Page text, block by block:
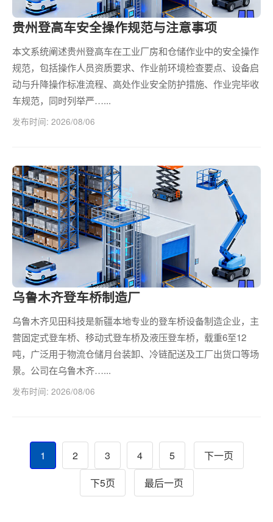
贵州登高车安全操作规范与注意事项
本文系统阐述贵州登高车在工业厂房和仓储作业中的安全操作
规范，包括操作人员资质要求、作业前环境检查要点、设备启
动与升降操作标准流程、高处作业安全防护措施、作业完毕收
车规范，同时列举严…...
发布时间: 2026/08/06
乌鲁木齐登车桥制造厂
乌鲁木齐见田科技是新疆本地专业的登车桥设备制造企业，主
营固定式登车桥、移动式登车桥及液压登车桥，载重6至12
吨，广泛用于物流仓储月台装卸、冷链配送及工厂出货口等场
景。公司在乌鲁木齐…...
发布时间: 2026/08/06
1 2 3 4 5
下一页
下5页
最后一页